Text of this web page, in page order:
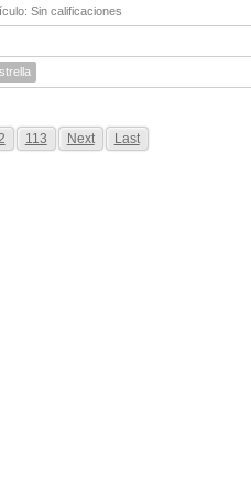
Sin calificaciones
113 Next Last